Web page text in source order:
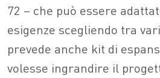
72 – che può essere
esigenze scegliendo tra
prevede anche kit di
volesse ingrandire il